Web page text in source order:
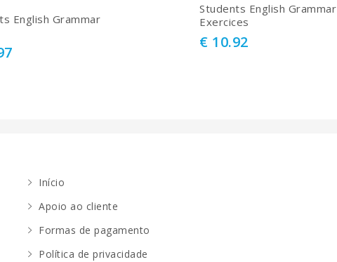
English Grammar
Students English Grammar
Exercices
€ 10.92
Início
Apoio ao cliente
Formas de pagamento
Política de privacidade